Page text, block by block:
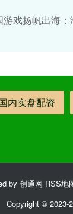
戏扬帆出海
内实盘配资
by 创通网 RSS地
Copyright © 2023-